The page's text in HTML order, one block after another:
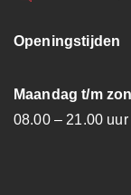
Openingstijden
Maandag t/m
08.00 – 21.00 uur